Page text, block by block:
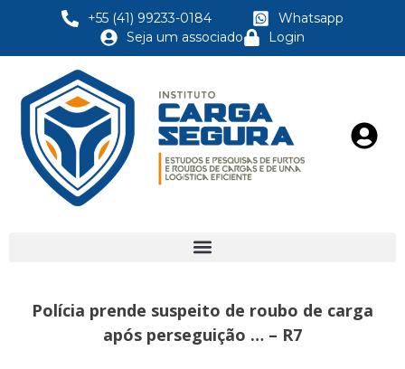
+55 (41) 99233-0184
Whatsapp
Seja um associado
Login
Polícia prende suspeito de roubo de carga
após perseguição … – R7